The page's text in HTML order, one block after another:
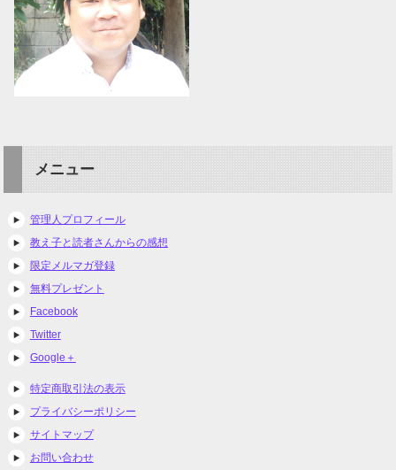
メニュー
管理人プロフィール
教え子と読者さんからの感想
限定メルマガ登録
無料プレゼント
Facebook
Twitter
Google＋
特定商取引法の表示
プライバシーポリシー
サイトマップ
お問い合わせ